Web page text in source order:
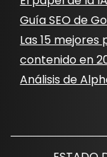
Guía SEO de
Las 15
contenido en
Análisis de